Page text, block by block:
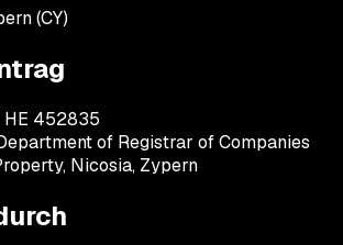
(CY)
HE 452835
of Registrar of Companies
Nicosia, Zypern